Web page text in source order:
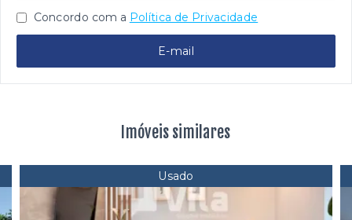
Concordo com a Política de Privacidade
E-mail
Imóveis similares
Usado